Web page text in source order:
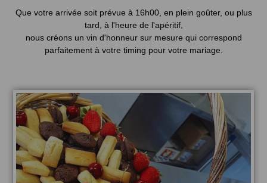
Que votre arrivée soit prévue à 16h00, en plein goûter, ou plus
tard, à l'heure de l'apéritif,
nous créons un vin d'honneur sur mesure qui correspond
parfaitement à votre timing pour votre mariage.